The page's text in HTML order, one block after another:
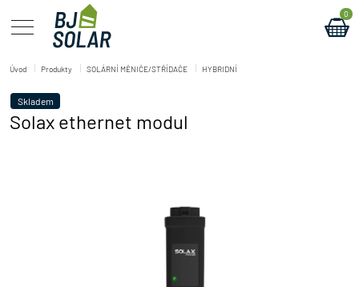
Úvod Produkty SOLÁRNÍ MĚNIČE/STŘÍDAČE HYBRIDNÍ
Skladem
Solax ethernet modul
0